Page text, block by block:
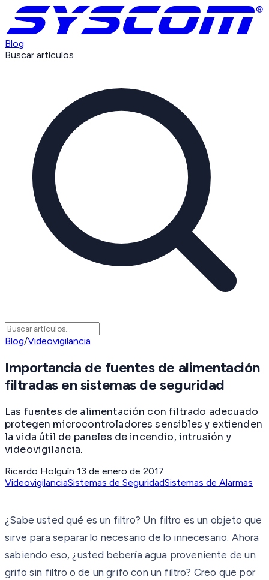
Blog
Buscar artículos
Blog/Videovigilancia
Importancia de fuentes de alimentación
filtradas en sistemas de seguridad
Las fuentes de alimentación con filtrado adecuado
protegen microcontroladores sensibles y extienden
la vida útil de paneles de incendio, intrusión y
videovigilancia.
Ricardo Holguín·13 de enero de 2017·
VideovigilanciaSistemas de SeguridadSistemas de Alarmas
¿Sabe usted qué es un filtro? Un filtro es un objeto que
sirve para separar lo necesario de lo innecesario. Ahora
sabiendo eso, ¿usted bebería agua proveniente de un
grifo sin filtro o de un grifo con un filtro? Creo que por